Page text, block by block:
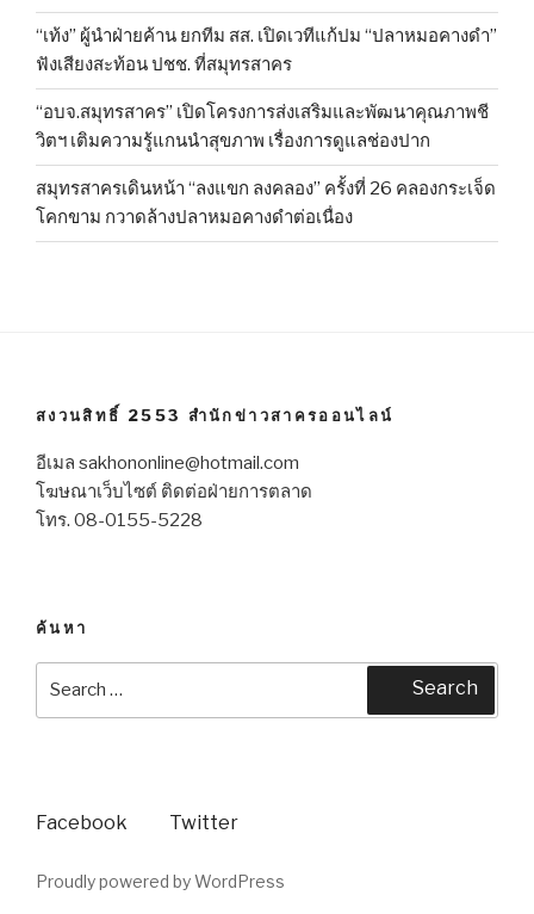
“เท้ง” ผู้นำฝ่ายค้าน ยกทีม สส. เปิดเวทีแก้ปม “ปลาหมอคางดำ”
ฟังเสียงสะท้อน ปชช. ที่สมุทรสาคร
“อบจ.สมุทรสาคร” เปิดโครงการส่งเสริมและพัฒนาคุณภาพชี
วิตฯ เติมความรู้แกนนำสุขภาพ เรื่องการดูแลช่องปาก
สมุทรสาครเดินหน้า “ลงแขก ลงคลอง” ครั้งที่ 26 คลองกระเจ็ด
โคกขาม กวาดล้างปลาหมอคางดำต่อเนื่อง
สงวนสิทธิ์ 2553 สำนักข่าวสาครออนไลน์
อีเมล sakhononline@hotmail.com
โฆษณาเว็บไซต์ ติดต่อฝ่ายการตลาด
โทร. 08-0155-5228
ค้นหา
Search
Facebook Twitter
Proudly powered by WordPress